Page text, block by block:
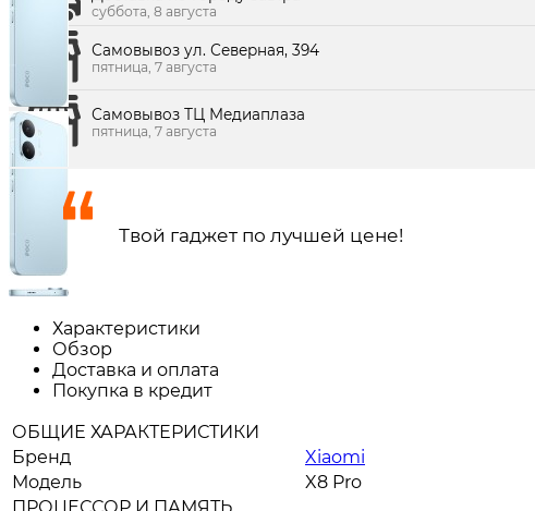
суббота, 8 августа
Самовывоз ул. Северная, 394
пятница, 7 августа
Самовывоз ТЦ Медиаплаза
пятница, 7 августа
Твой гаджет по лучшей цене!
Характеристики
Обзор
Доставка и оплата
Покупка в кредит
ОБЩИЕ ХАРАКТЕРИСТИКИ
Бренд
Xiaomi
Модель
X8 Pro